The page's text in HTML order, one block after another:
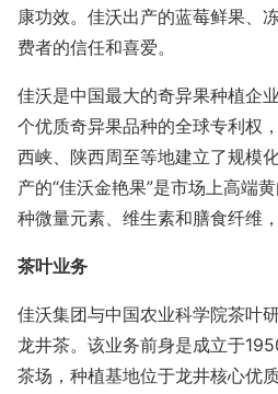
康功效。佳沃出产的蓝莓鲜果、
费者的信任和喜爱。
佳沃是中国最大的奇异果种植企
个优质奇异果品种的全球专利权
西峡、陕西周至等地建立了规模
产的“佳沃金艳果”是市场上高端
种微量元素、维生素和膳食纤维
茶叶业务
佳沃集团与中国农业科学院茶叶
龙井茶。该业务前身是成立于
茶场，种植基地位于龙井核心优